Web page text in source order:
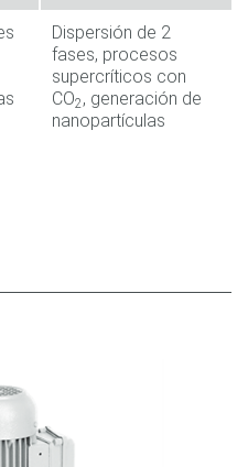
Dispersión de 2
fases, procesos
supercríticos con
CO2, generación de
nanopartículas